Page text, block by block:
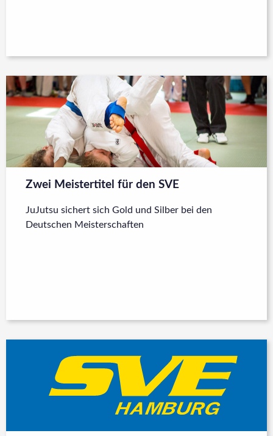
Zwei Meistertitel für den SVE
JuJutsu sichert sich Gold und Silber bei den
Deutschen Meisterschaften